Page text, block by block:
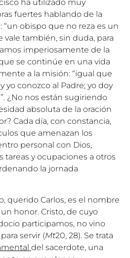
ha utilizado muy
fuertes hablando de la
“un obispo que no reza es un
vale también, sin duda, para
imperiosamente de la
se continúe en una vida
a la misión: “igual que
yo conozco al Padre; yo doy
¿No nos están sugiriendo
absoluta de la oración
Cada día, con constancia,
que amenazan los
personal con Dios,
tareas y ocupaciones a otros
la jornada
querido Carlos, es el nombre
honor. Cristo, de cuyo
participamos, no vino
servir (Mt20, 28). Se trata
del sacerdote, una